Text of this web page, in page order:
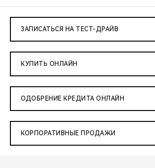
ЗАПИСАТЬСЯ НА ТЕСТ-ДРАЙВ
КУПИТЬ ОНЛАЙН
ОДОБРЕНИЕ КРЕДИТА ОНЛАЙН
КОРПОРАТИВНЫЕ ПРОДАЖИ